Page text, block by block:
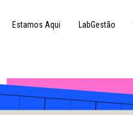
Estamos Aqui LabGestão